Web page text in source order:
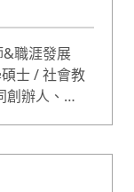
職涯發展
士 / 社會教
辦人、
詢服務超過
/ 自我價值